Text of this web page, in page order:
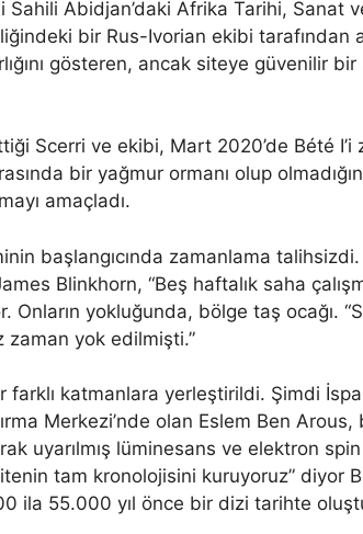
Sahili Abidjan’daki Afrika Tarihi, Sanat
bir Rus-Ivorian ekibi tarafından
gösteren, ancak siteye güvenilir
Scerri ve ekibi, Mart 2020’de Bété I’i
bir yağmur ormanı olup
amaçladı.
başlangıcında zamanlama talihsizdi.
Blinkhorn, “Beş haftalık saha
Onların yokluğunda, bölge taş ocağı.
zaman yok edilmişti.”
farklı katmanlara yerleştirildi. Şimdi
Merkezi’nde olan Eslem Ben
uyarılmış lüminesans ve elektron
tam kronolojisini kuruyoruz” diyor
ila 55.000 yıl önce bir dizi tarihte